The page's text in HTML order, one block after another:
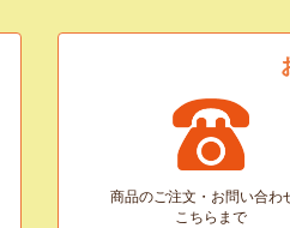
商品のご注文・お問い合わ
こちらまで